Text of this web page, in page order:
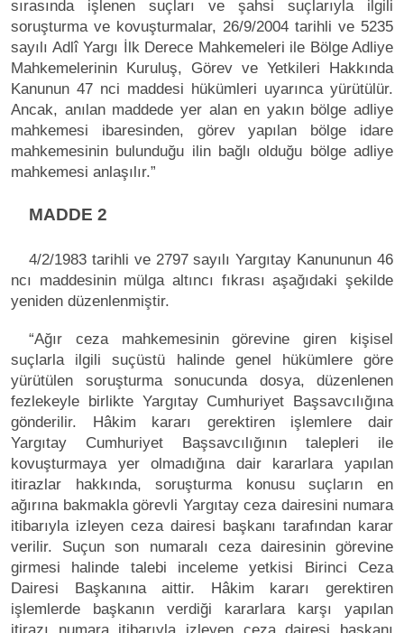
sırasında işlenen suçları ve şahsi suçlarıyla ilgili
soruşturma ve kovuşturmalar, 26/9/2004 tarihli ve 5235
sayılı Adlî Yargı İlk Derece Mahkemeleri ile Bölge Adliye
Mahkemelerinin Kuruluş, Görev ve Yetkileri Hakkında
Kanunun 47 nci maddesi hükümleri uyarınca yürütülür.
Ancak, anılan maddede yer alan en yakın bölge adliye
mahkemesi ibaresinden, görev yapılan bölge idare
mahkemesinin bulunduğu ilin bağlı olduğu bölge adliye
mahkemesi anlaşılır.”
MADDE 2
4/2/1983 tarihli ve 2797 sayılı Yargıtay Kanununun 46
ncı maddesinin mülga altıncı fıkrası aşağıdaki şekilde
yeniden düzenlenmiştir.
“Ağır ceza mahkemesinin görevine giren kişisel
suçlarla ilgili suçüstü halinde genel hükümlere göre
yürütülen soruşturma sonucunda dosya, düzenlenen
fezlekeyle birlikte Yargıtay Cumhuriyet Başsavcılığına
gönderilir. Hâkim kararı gerektiren işlemlere dair
Yargıtay Cumhuriyet Başsavcılığının talepleri ile
kovuşturmaya yer olmadığına dair kararlara yapılan
itirazlar hakkında, soruşturma konusu suçların en
ağırına bakmakla görevli Yargıtay ceza dairesini numara
itibarıyla izleyen ceza dairesi başkanı tarafından karar
verilir. Suçun son numaralı ceza dairesinin görevine
girmesi halinde talebi inceleme yetkisi Birinci Ceza
Dairesi Başkanına aittir. Hâkim kararı gerektiren
işlemlerde başkanın verdiği kararlara karşı yapılan